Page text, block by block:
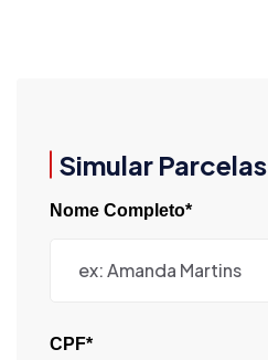
Simular Parcelas
Nome Completo*
CPF*